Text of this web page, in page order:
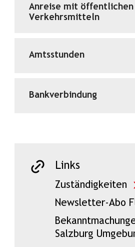
Anreise mit öffentlichen
Verkehrsmitteln
Amtsstunden
Bankverbindung
Links
Zuständigkeiten
Newsletter-Abo
Salzburg